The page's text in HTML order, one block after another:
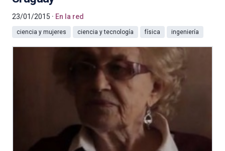
23/01/2015 En la red
ciencia y mujeres ciencia y tecnología física ingeniería